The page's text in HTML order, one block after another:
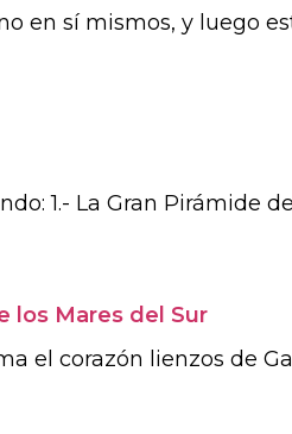
en sí mismos, y luego
1.- La Gran Pirámide
los Mares del Sur
el corazón lienzos de